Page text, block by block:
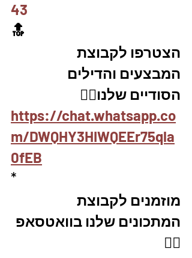
43
🔝
הצטרפו לקבוצת
המבצעים והדילים
הסודיים שלנו👇🏼
https://chat.whatsapp.co
m/DWQHY3HIWQEEr75qla
0fEB
*
מוזמנים לקבוצת
המתכונים שלנו בוואטסאפ
👇🏼